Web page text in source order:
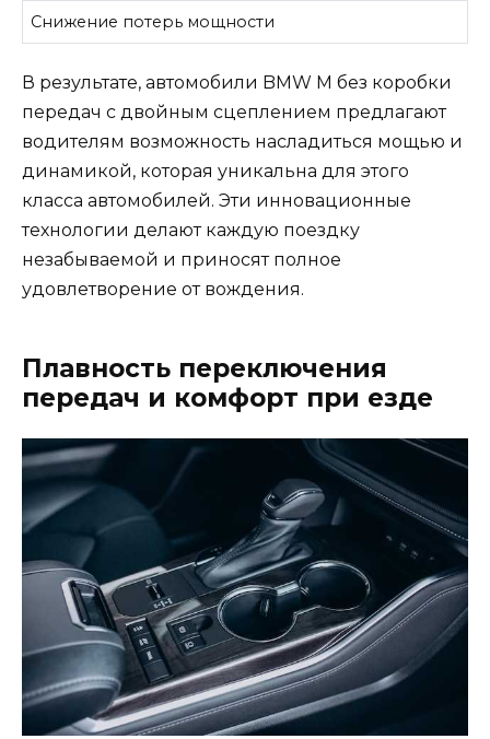
Снижение потерь мощности
В результате, автомобили BMW M без коробки
передач с двойным сцеплением предлагают
водителям возможность насладиться мощью и
динамикой, которая уникальна для этого
класса автомобилей. Эти инновационные
технологии делают каждую поездку
незабываемой и приносят полное
удовлетворение от вождения.
Плавность переключения
передач и комфорт при езде